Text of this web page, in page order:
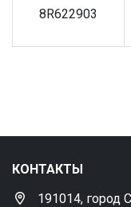
8R622903
КОНТАКТЫ
191014, город